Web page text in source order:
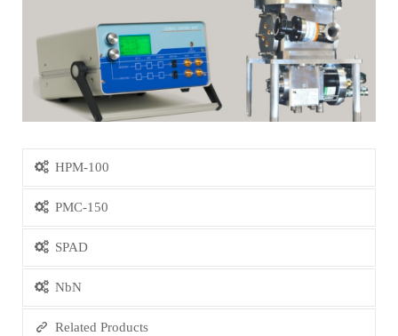
HPM-100
PMC-150
SPAD
NbN
Related Products